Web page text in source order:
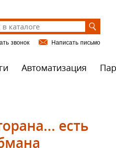
звонок Написать письмо
Автоматизация
есть